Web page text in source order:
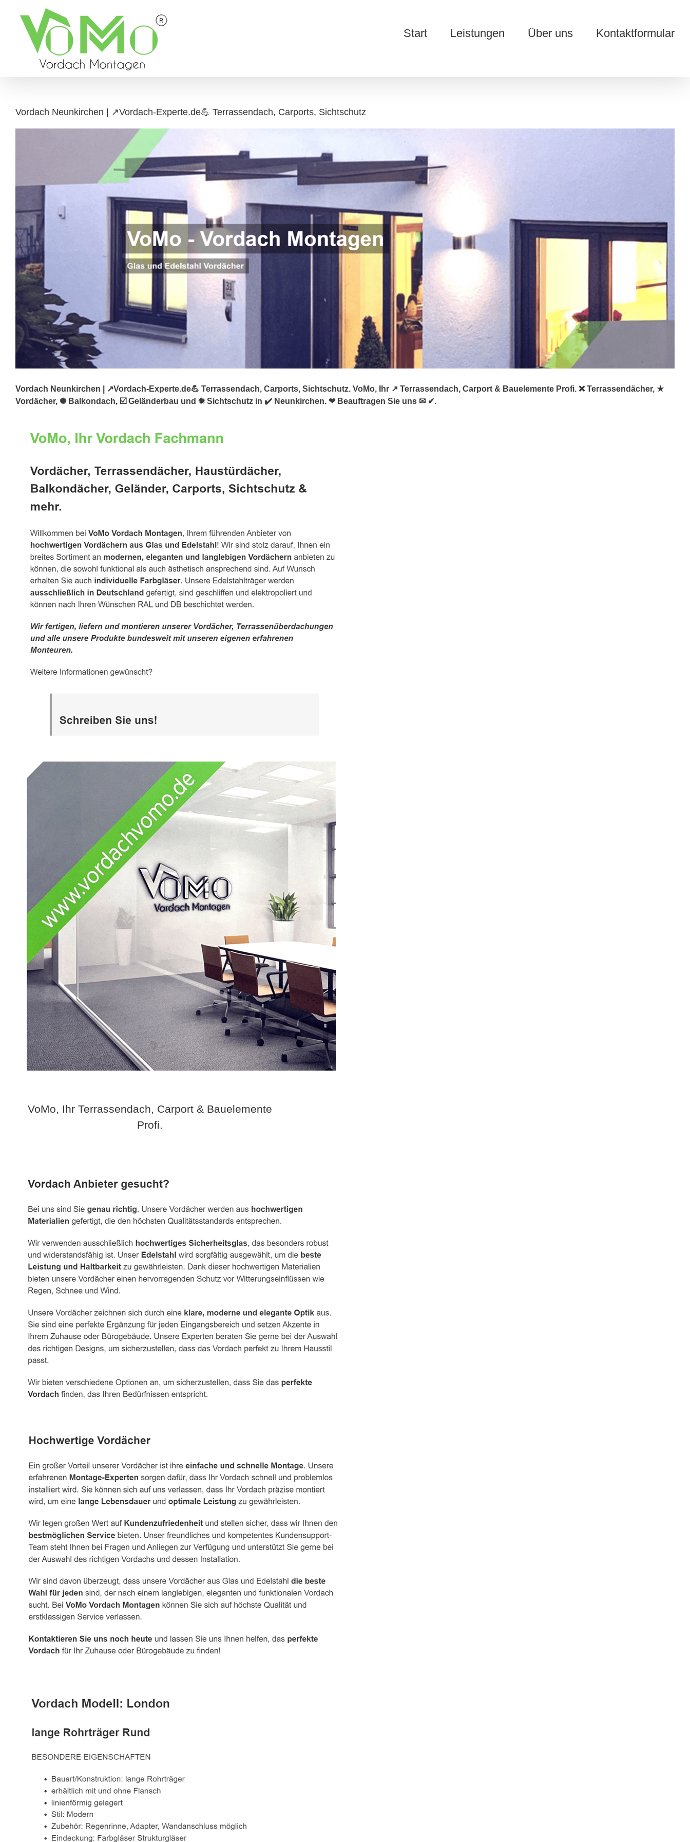
content
Start Leistungen Über uns Kontaktformular
Vordach Neunkirchen | ↗️Vordach-Experte.de💪 Terrassendach, Carports, Sichtschutz
Vordach Neunkirchen | ↗️Vordach-Experte.de💪 Terrassendach, Carports, Sichtschutz. VoMo, Ihr ↗️ Terrassendach, Carport & Bauelemente Profi. ❌ Terrassendächer, ★
Vordächer, ✺ Balkondach, ☑️ Geländerbau und ✹ Sichtschutz in ✔️ Neunkirchen. ❤ Beauftragen Sie uns ✉ ✔.
VoMo, Ihr Terrassendach, Carport & Bauelemente
Profi.